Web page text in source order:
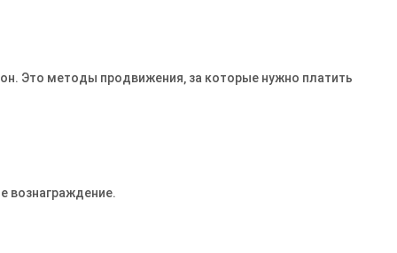
Это методы продвижения‚ за которые нужно платить
вознаграждение.